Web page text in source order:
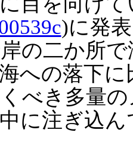
)に発
の二か所
への落下
べき多量
に注ぎ込